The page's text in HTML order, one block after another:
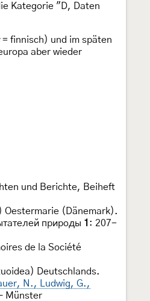
Kategorie "D, Daten
= finnisch) und im späten
aber wieder
und Berichte, Beiheft
(Dänemark).
природы 1 : 207-
de la Société
Deutschlands.
N., Ludwig, G.,
Münster